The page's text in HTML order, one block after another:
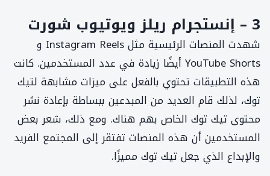
3 – إنستجرام ريلز ويوتيوب شورت
شهدت المنصات الرئيسية مثل Instagram Reels و
YouTube Shorts أيضًا زيادة في عدد المستخدمين. كانت
هذه التطبيقات تحتوي بالفعل على ميزات مشابهة لتيك
توك، لذلك قام العديد من المبدعين ببساطة بإعادة نشر
محتوى تيك توك الخاص بهم هناك. ومع ذلك، شعر بعض
المستخدمين أن هذه المنصات تفتقر إلى المجتمع الفريد
والإبداع الذي جعل تيك توك مميزًا.